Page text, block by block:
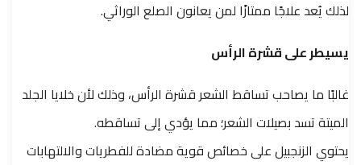
لذلك يُعد علاجًا ممتازًا لمن يعانون الصلع الوراثي.
يسيطر على قشرة الرأس
غالبًا ما يصاحب تساقط الشعر قشرة الرأس، وذلك لأن خلايا الجلد
الميتة تسد بصيلات الشعر؛ مما يؤدي إلى تساقطه.
يحتوي الزنجبيل على خصائص قوية مضادة للفطريات والالتهابات